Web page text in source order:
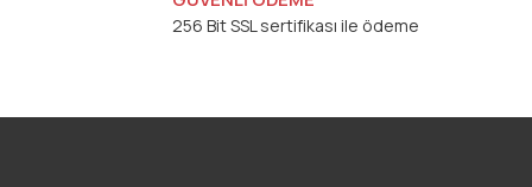
256 Bit SSL sertifikası ile ödeme